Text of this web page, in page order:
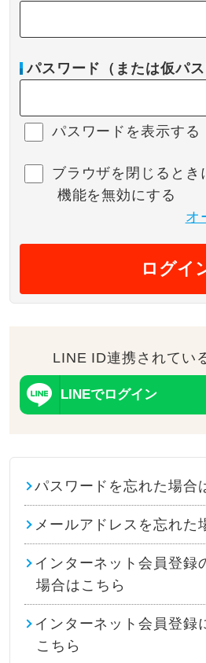
パスワード（または仮パス
パスワードを表示する
ブラウザを閉じるとき
機能を無効にする
オ
ログイ
LINE ID連携されてい
LINEでログイン
パスワードを忘れた場合
メールアドレスを忘れた
インターネット会員登録
場合はこちら
インターネット会員登録
こちら